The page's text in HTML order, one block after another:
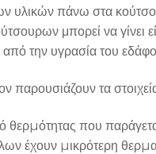
υλικών πάνω στα
μπορεί να γίνει
από την υγρασία του
παρουσιάζουν τα
θερµότητας που
έχουν µικρότερη